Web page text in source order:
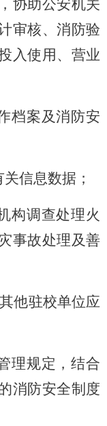
协助公安机关
审核、消防验
入使用、营业
档案及消防安
信息数据；
构调查处理火
事故处理及善
他驻校单位应
理规定，结合
消防安全制度